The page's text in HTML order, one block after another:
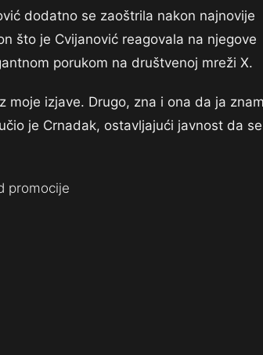
dodatno se zaoštrila nakon najnovije
što je Cvijanović reagovala na njegove
porukom na društvenoj mreži X.
moje izjave. Drugo, zna i ona da ja
je Crnadak, ostavljajući javnost da se
promocije